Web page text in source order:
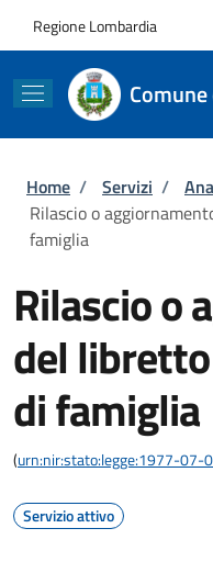
Regione Lombardia
Briciole di
Home / Servizi /
Rilascio o
famiglia
Rilascio o
del
di famiglia
(urn:nir:stato:legge:1977-07-
Servizio attivo